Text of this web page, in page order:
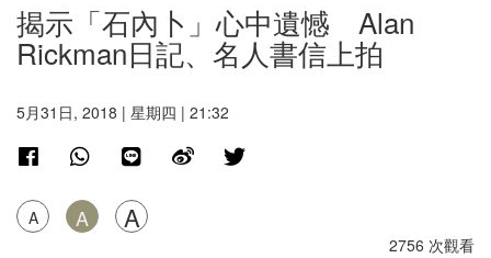
揭示「石內卜」心中遺憾 Alan
Rickman日記、名人書信上拍
5月31日, 2018 | 星期四 | 21:32
A A A
2756 次觀看